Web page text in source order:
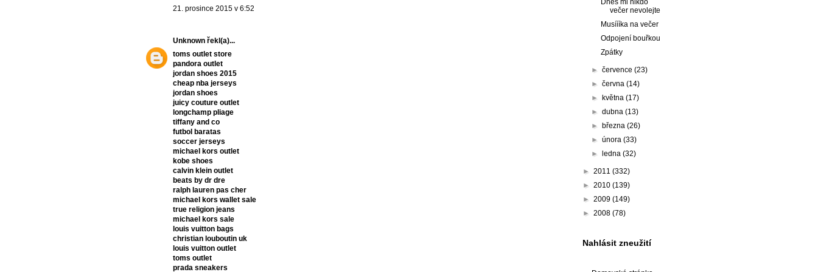
21. prosince 2015 v 6:52
Unknown řekl(a)...
toms outlet store
pandora outlet
jordan shoes 2015
cheap nba jerseys
jordan shoes
juicy couture outlet
longchamp pliage
tiffany and co
futbol baratas
soccer jerseys
michael kors outlet
kobe shoes
calvin klein outlet
beats by dr dre
ralph lauren pas cher
michael kors wallet sale
true religion jeans
michael kors sale
louis vuitton bags
christian louboutin uk
louis vuitton outlet
toms outlet
prada sneakers
Dnes mi nikdo
večer nevolejte
Musíííka na večer
Odpojení bouřkou
Zpátky
►července(23)
►června(14)
► května(17)
►dubna(13)
► března(26)
►února(33)
►
ledna(32)
► 2011 (332)
► 2010 (139)
► 2009 (149)
► 2008 (78)
Nahlásit zneužití